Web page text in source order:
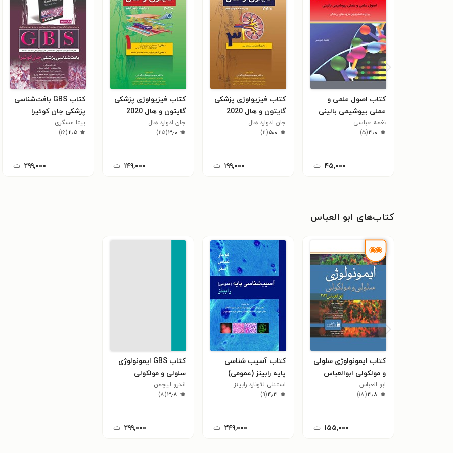
کتاب اصول علمی و
عملی بیوشیمی بالینی
نغمه عباسی
۳٫۰(۵)
۴۵,۰۰۰ ت
کتاب فیزیولوژی پزشکی
گایتون و هال 2020
(ویراست چهاردهم)
بخش ۵ کلیه ها و
جان ادوارد هال
۵٫۰(۲)
۱۹۹,۰۰۰ ت
کتاب فیزیولوژی پزشکی
گایتون و هال 2020
(ویراست چهاردهم)
بخش ۱ مقدمه‌ای بر
جان ادوارد هال
۳٫۰(۲۵)
۱۴۹,۰۰۰ ت
کتاب GBS بافت‌شناسی
پزشکی جان کوئیرا
بیتا عسگری
۲٫۵(۱۶)
۲۹۹,۰۰۰ ت
کتاب‌های ابو العباس
کتاب ایمونولوژی سلولی
و مولکولی ابوالعباس
۲۰۱۲
ابو العباس
۳٫۸(۱۸)
۱۵۵,۰۰۰ ت
کتاب آسیب شناسی
پایه رابینز (عمومی)
استنلی‌ لئونارد ‏‫رابینز
۴٫۳(۹)
۲۴۹,۰۰۰ ت
کتاب GBS ایمونولوژی
سلولی و مولکولی
ابوالعباس; به همراه با
آخرین آزمون ‌های
اندرو لیچمن
۳٫۸(۸)
۲۹۹,۰۰۰ ت